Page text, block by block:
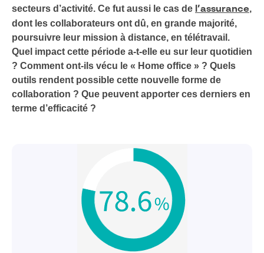
secteurs d’activité. Ce fut aussi le cas de l’assurance,
dont les collaborateurs ont dû, en grande majorité,
poursuivre leur mission à distance, en télétravail.
Quel impact cette période a-t-elle eu sur leur quotidien
? Comment ont-ils vécu le « Home office » ? Quels
outils rendent possible cette nouvelle forme de
collaboration ? Que peuvent apporter ces derniers en
terme d’efficacité ?